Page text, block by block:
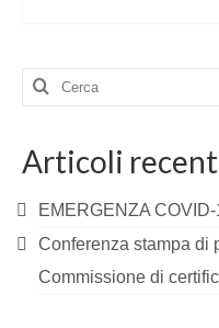
Cerca:
Articoli
EMERGENZA COVID-
Conferenza stampa di
Commissione di